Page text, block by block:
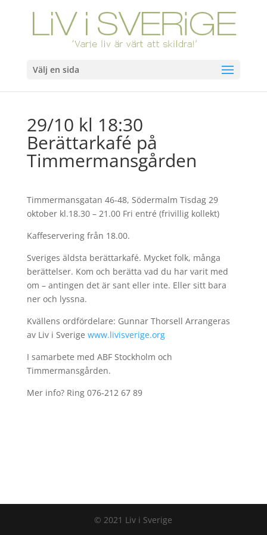
Välj en sida
29/10 kl 18:30
Berättarkafé på
Timmermansgården
Timmermansgatan 46-48, Södermalm Tisdag 29
oktober kl.18.30 – 21.00 Fri entré (frivillig kollekt)
Kaffeservering från 18.00.
Sveriges äldsta berättarkafé. Mycket folk, många
berättelser. Kom och berätta vad du har varit med
om – antingen det är sant eller inte. Eller sitt bara
ner och lyssna.
Kvällens ordfördelare: Gunnar Thorsell Arrangeras
av Liv i Sverige www.livisverige.org
I samarbete med ABF Stockholm och
Timmermansgården.
Mer info? Ring 076-212 67 89
© 2021 Liv i Sverige